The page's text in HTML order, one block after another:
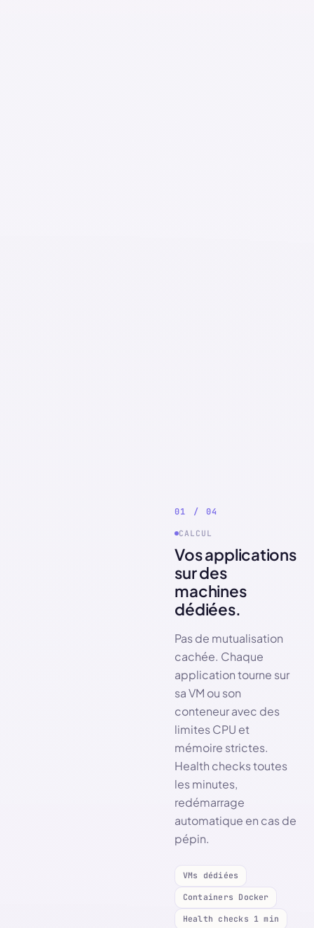
01 / 04
CALCUL
Vos applications
sur des
machines
dédiées.
Pas de mutualisation
cachée. Chaque
application tourne sur
sa VM ou son
conteneur avec des
limites CPU et
mémoire strictes.
Health checks toutes
les minutes,
redémarrage
automatique en cas de
pépin.
VMs dédiées
Containers Docker
Health checks 1 min